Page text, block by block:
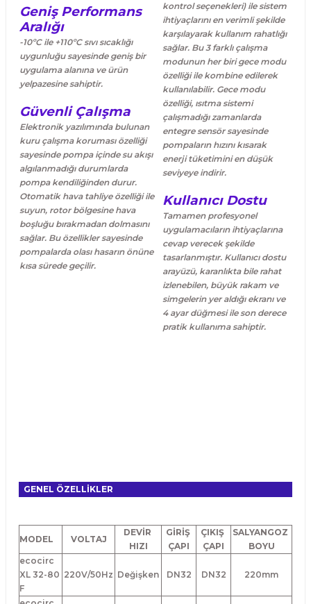
Geniş Performans
Aralığı
-10ºC ile +110ºC sıvı sıcaklığı
uygunluğu sayesinde geniş bir
uygulama alanına ve ürün
yelpazesine sahiptir.
Güvenli Çalışma
Elektronik yazılımında bulunan
kuru çalışma koruması özelliği
sayesinde pompa içinde su akışı
algılanmadığı durumlarda
pompa kendiliğinden durur.
Otomatik hava tahliye özelliği ile
suyun, rotor bölgesine hava
boşluğu bırakmadan dolmasını
sağlar. Bu özellikler sayesinde
pompalarda olası hasarın önüne
kısa sürede geçilir.
kontrol seçenekleri) ile sistem
ihtiyaçlarını en verimli şekilde
karşılayarak kullanım rahatlığı
sağlar. Bu 3 farklı çalışma
modunun her biri gece modu
özelliği ile kombine edilerek
kullanılabilir. Gece modu
özelliği, ısıtma sistemi
çalışmadığı zamanlarda
entegre sensör sayesinde
pompaların hızını kısarak
enerji tüketimini en düşük
seviyeye indirir.
Kullanıcı Dostu
Tamamen profesyonel
uygulamacıların ihtiyaçlarına
cevap verecek şekilde
tasarlanmıştır. Kullanıcı dostu
arayüzü, karanlıkta bile rahat
izlenebilen, büyük rakam ve
simgelerin yer aldığı ekranı ve
4 ayar düğmesi ile son derece
pratik kullanıma sahiptir.
GENEL ÖZELLİKLER
MODEL VOLTAJ
DEVİR
HIZI
GİRİŞ
ÇAPI
ÇIKIŞ
ÇAPI
SALYANGOZ
BOYU
ecocirc
XL 32-80
F
220V/50Hz Değişken DN32 DN32 220mm